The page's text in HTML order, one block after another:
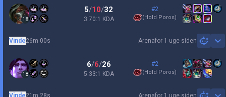
18
5/10/32
3.70:1 KDA
#2
(Hold Poros)
Arenafor 1 uge siden
Vinde26m 00s
18
6/6/26
5.33:1 KDA
#2
(Hold Poros)
Arenafor 1 uge siden
Vinde21m 28s